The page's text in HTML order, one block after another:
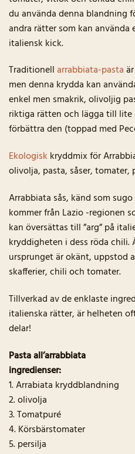
du använda denna blandning
andra rätter som kan
italiensk kick.
Traditionellarrabbiata-pasta
men denna krydda kan
enkel men smakrik, olivoljig
riktiga rätten och lägga till
förbättra den (toppad med
Ekologisk kryddmix för
olivolja, pasta, såser, tomater,
Arrabbiata sås, känd som
kommer från Lazio -regionen
kan översättas till ”arg” på
kryddigheten i dess röda chili.
ursprunget är okänt, uppstod
skafferier, chili och tomater.
Tillverkad av de enklaste
italienska rätter, är helheten
delar!
Pasta all’arrabbiata
ingredienser:
1. Arrabiata kryddblandning
2. olivolja
3. Tomatpuré
4. Körsbärstomater
5. persilja